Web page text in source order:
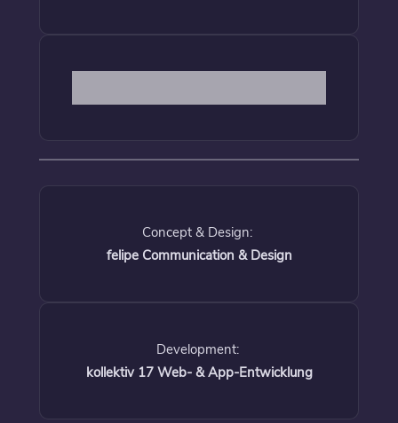
Concept & Design:
felipe Communication & Design
Development:
kollektiv 17 Web- & App-Entwicklung